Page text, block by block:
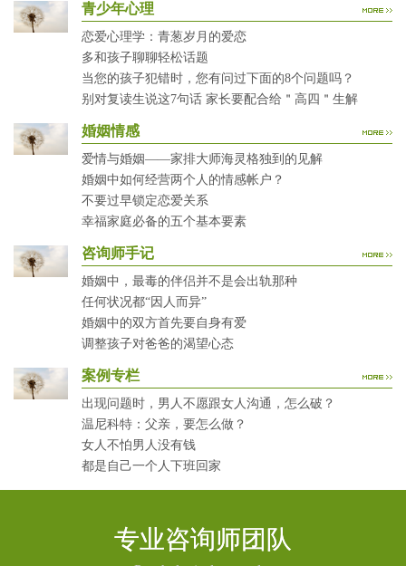
青少年心理
恋爱心理学：青葱岁月的爱恋
多和孩子聊聊轻松话题
当您的孩子犯错时，您有问过下面的8个问题吗？
别对复读生说这7句话 家长要配合给＂高四＂生解
婚姻情感
爱情与婚姻——家排大师海灵格独到的见解
婚姻中如何经营两个人的情感帐户？
不要过早锁定恋爱关系
幸福家庭必备的五个基本要素
咨询师手记
婚姻中，最毒的伴侣并不是会出轨那种
任何状况都“因人而异”
婚姻中的双方首先要自身有爱
调整孩子对爸爸的渴望心态
案例专栏
出现问题时，男人不愿跟女人沟通，怎么破？
温尼科特：父亲，要怎么做？
女人不怕男人没有钱
都是自己一个人下班回家
专业咨询师团队